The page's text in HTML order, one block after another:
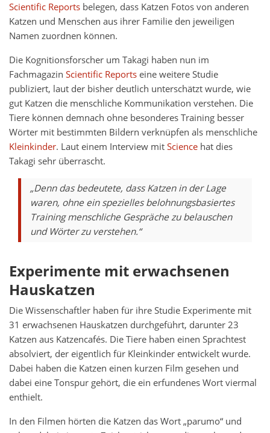
Scientific Reports belegen, dass Katzen Fotos von anderen
Katzen und Menschen aus ihrer Familie den jeweiligen
Namen zuordnen können.
Die Kognitionsforscher um Takagi haben nun im
Fachmagazin Scientific Reports eine weitere Studie
publiziert, laut der bisher deutlich unterschätzt wurde, wie
gut Katzen die menschliche Kommunikation verstehen. Die
Tiere können demnach ohne besonderes Training besser
Wörter mit bestimmten Bildern verknüpfen als menschliche
Kleinkinder. Laut einem Interview mitScience hat dies
Takagi sehr überrascht.
„Denn das bedeutete, dass Katzen in der Lage
waren, ohne ein spezielles belohnungsbasiertes
Training menschliche Gespräche zu belauschen
und Wörter zu verstehen.“
Experimente mit erwachsenen
Hauskatzen
Die Wissenschaftler haben für ihre Studie Experimente mit
31 erwachsenen Hauskatzen durchgeführt, darunter 23
Katzen aus Katzencafés. Die Tiere haben einen Sprachtest
absolviert, der eigentlich für Kleinkinder entwickelt wurde.
Dabei haben die Katzen einen kurzen Film gesehen und
dabei eine Tonspur gehört, die ein erfundenes Wort viermal
enthielt.
In den Filmen hörten die Katzen das Wort „parumo“ und